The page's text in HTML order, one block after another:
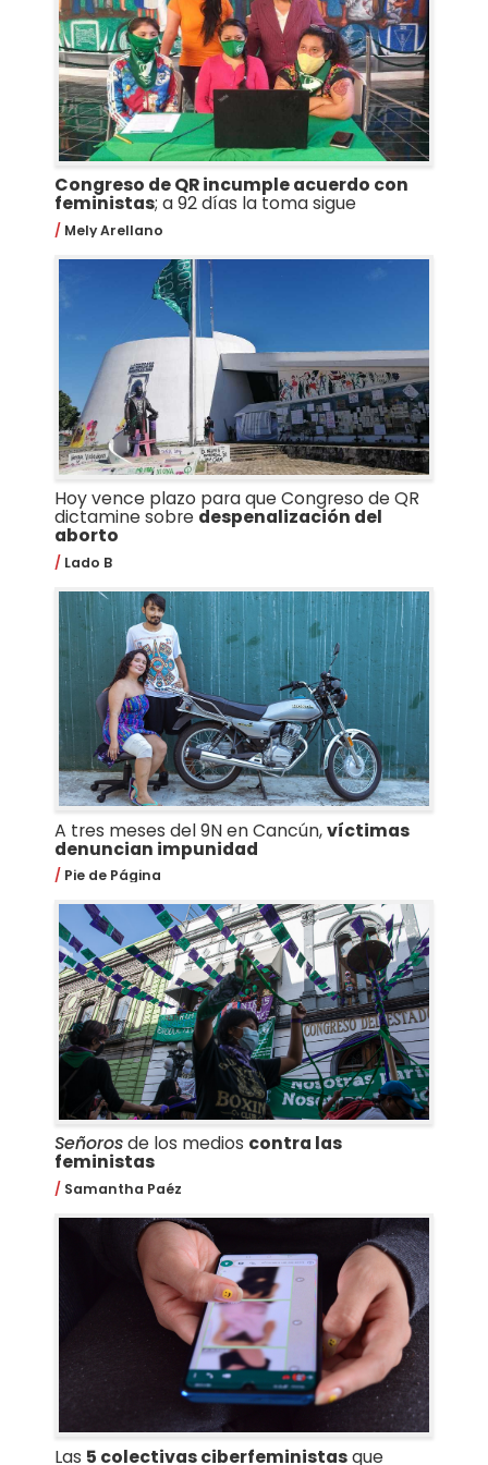
Congreso de QR incumple acuerdo con
feministas; a 92 días la toma sigue
Mely Arellano
Hoy vence plazo para que Congreso de QR
dictamine sobre despenalización del
aborto
Lado B
A tres meses del 9N en Cancún,víctimas
denuncian impunidad
Pie de Página
Señorosde los medios contra las
feministas
Samantha Paéz
Las 5 colectivas ciberfeministasque